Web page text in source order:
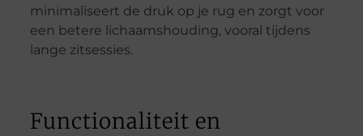
minimaliseert de druk op je rug en zorgt voor
een betere lichaamshouding, vooral tijdens
lange zitsessies.
Functionaliteit en